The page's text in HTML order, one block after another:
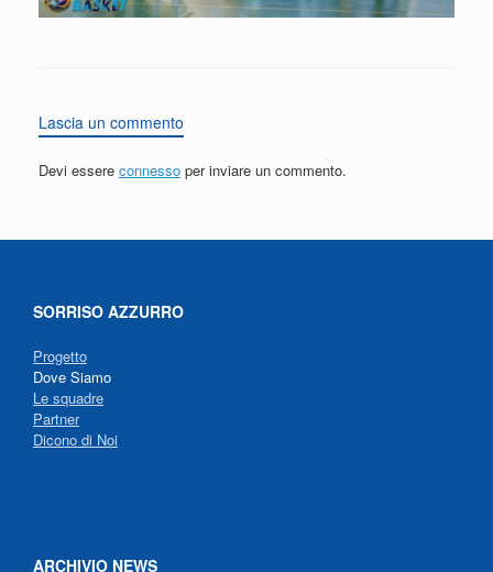
Lascia un commento
Devi essere connesso per inviare un commento.
SORRISO AZZURRO
Progetto
Dove Siamo
Le squadre
Partner
Dicono di Noi
ARCHIVIO NEWS